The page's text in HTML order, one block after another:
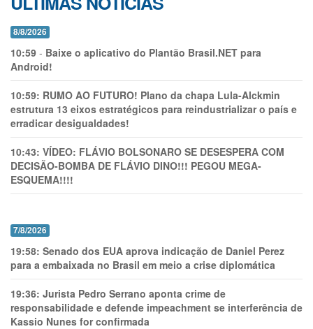
8/8/2026
10:59 - Baixe o aplicativo do Plantão Brasil.NET para
Android!
10:59: RUMO AO FUTURO! Plano da chapa Lula-Alckmin
estrutura 13 eixos estratégicos para reindustrializar o país e
erradicar desigualdades!
10:43: VÍDEO: FLÁVIO BOLSONARO SE DESESPERA COM
DECISÃO-BOMBA DE FLÁVIO DINO!!! PEGOU MEGA-
ESQUEMA!!!!
7/8/2026
19:58: Senado dos EUA aprova indicação de Daniel Perez
para a embaixada no Brasil em meio a crise diplomática
19:36: Jurista Pedro Serrano aponta crime de
responsabilidade e defende impeachment se interferência de
Kassio Nunes for confirmada